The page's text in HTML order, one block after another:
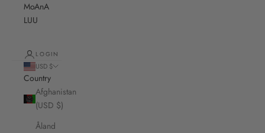
MoAnA
LUU
LOGIN
USD $
Country
Afghanistan
(USD $)
Åland